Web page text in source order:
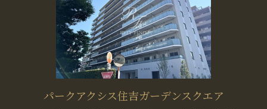
パークアクシス住吉ガーデンスクエア